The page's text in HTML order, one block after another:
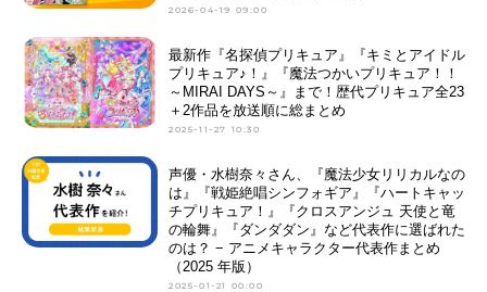
2026-04-19 09:00
最新作『名探偵プリキュア』『キミとアイドル
プリキュア♪！』『魔法つかいプリキュア！！
～MIRAI DAYS～』まで！歴代プリキュア全23
＋2作品を放送順に総まとめ
2025-11-27 10:30
声優・水樹奈々さん、『魔法少女リリカルなの
は』『戦姫絶唱シンフォギア』『ハートキャッ
チプリキュア！』『クロスアンジュ 天使と竜
の輪舞』『ダンダダン』など代表作に選ばれた
のは？ − アニメキャラクター代表作まとめ
（2025 年版）
2025-01-21 00:00